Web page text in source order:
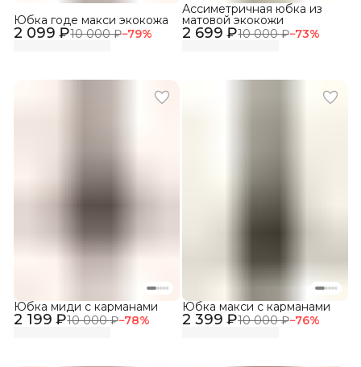
2 099 ₽10 000 ₽−79%
Юбка годе макси экокожа
2 699 ₽10 000 ₽−73%
Ассиметричная юбка из
матовой экокожи
2 199 ₽10 000 ₽−78%
Юбка миди с карманами
2 399 ₽10 000 ₽−76%
Юбка макси с карманами